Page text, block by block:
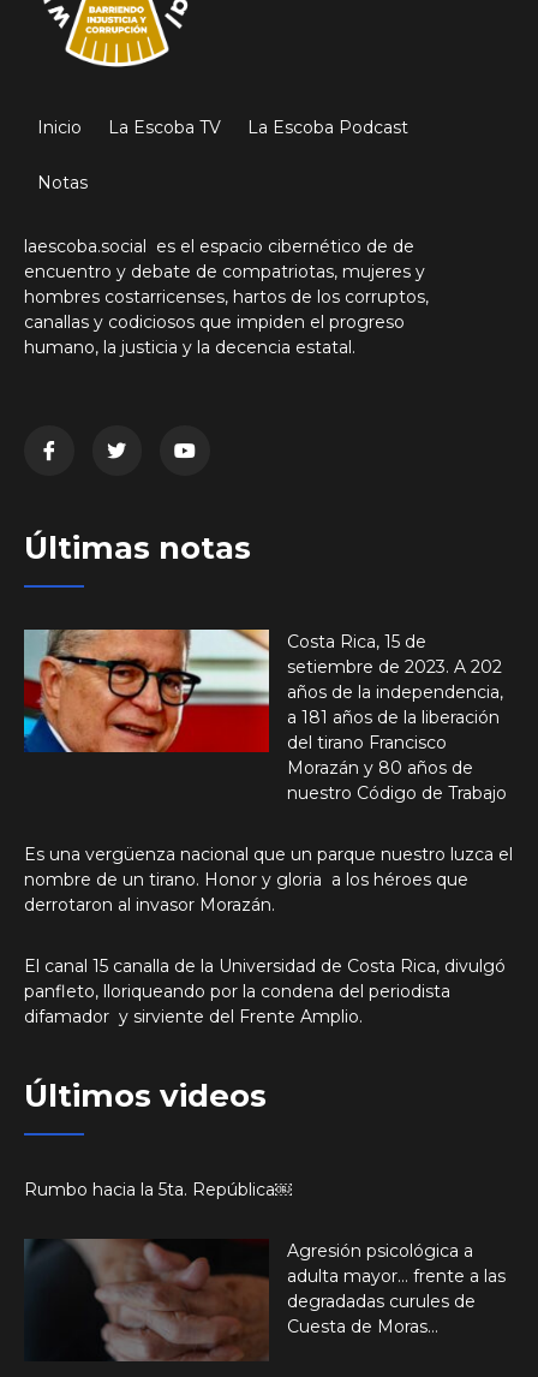
Inicio La Escoba TV La Escoba Podcast
Notas
laescoba.social es el espacio cibernético de de
encuentro y debate de compatriotas, mujeres y
hombres costarricenses, hartos de los corruptos,
canallas y codiciosos que impiden el progreso
humano, la justicia y la decencia estatal.
Últimas notas
Costa Rica, 15 de
setiembre de 2023. A 202
años de la independencia,
a 181 años de la liberación
del tirano Francisco
Morazán y 80 años de
nuestro Código de Trabajo
Es una vergüenza nacional que un parque nuestro luzca el
nombre de un tirano. Honor y gloria a los héroes que
derrotaron al invasor Morazán.
El canal 15 canalla de la Universidad de Costa Rica, divulgó
panfleto, lloriqueando por la condena del periodista
difamador y sirviente del Frente Amplio.
Últimos videos
Rumbo hacia la 5ta. República￼
Agresión psicológica a
adulta mayor… frente a las
degradadas curules de
Cuesta de Moras…